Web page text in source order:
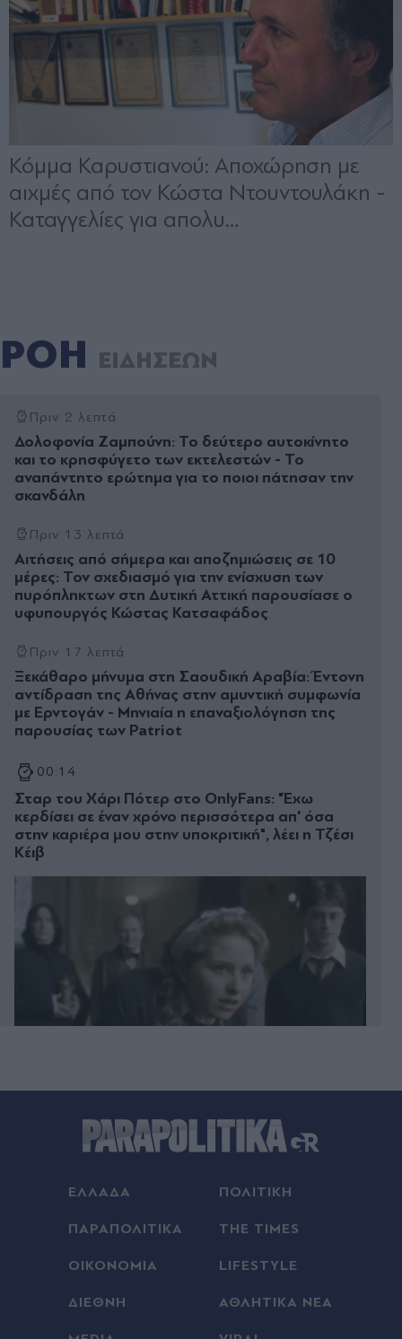
ΡΟΗ ΕΙΔΗΣΕΩΝ
Πριν 2 λεπτά
Δολοφονία Ζαμπούνη: Το δεύτερο αυτοκίνητο
και το κρησφύγετο των εκτελεστών - Το
αναπάντητο ερώτημα για το ποιοι πάτησαν την
σκανδάλη
Πριν 13 λεπτά
Αιτήσεις από σήμερα και αποζημιώσεις σε 10
μέρες: Τον σχεδιασμό για την ενίσχυση των
πυρόπληκτων στη Δυτική Αττική παρουσίασε ο
υφυπουργός Κώστας Κατσαφάδος
Πριν 17 λεπτά
Ξεκάθαρο µήνυµα στη Σαουδική Αραβία: Έντονη
αντίδραση της Αθήνας στην αµυντική συµφωνία
µε Ερντογάν - Μηνιαία η επαναξιολόγηση της
παρουσίας των Patriot
00:14
Σταρ του Χάρι Πότερ στο OnlyFans: "Έχω
κερδίσει σε έναν χρόνο περισσότερα απ' όσα
στην καριέρα μου στην υποκριτική", λέει η Τζέσι
Κέιβ
09.08.2026 23:59
Ντάνιελ Κίναχαν: Ο "βασιλιάς του οργανωμένου
θερμικές κάμερες σαρώνουν την Αττική -
χώρα (Βίντεο)
ΕΛΛΑΔΑ ΠΟΛΙΤΙΚΗ
ΠΑΡΑΠΟΛΙΤΙΚΑ THE TIMES
ΟΙΚΟΝΟΜΙΑ LIFESTYLE
ΔΙΕΘΝΗ ΑΘΛΗΤΙΚΑ ΝΕΑ